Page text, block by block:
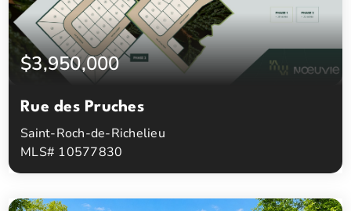
$3,950,000
Rue des Pruches
Saint-Roch-de-Richelieu
MLS# 10577830
Chambres à coucher
Salles de bain